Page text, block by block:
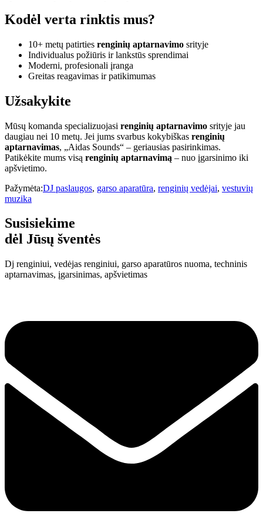
Kodėl verta rinktis mus?
10+ metų patirties renginių aptarnavimo srityje
Individualus požiūris ir lankstūs sprendimai
Moderni, profesionali įranga
Greitas reagavimas ir patikimumas
Užsakykite
Mūsų komanda specializuojasi renginių aptarnavimo srityje jau
daugiau nei 10 metų. Jei jums svarbus kokybiškas renginių
aptarnavimas, „Aidas Sounds“ – geriausias pasirinkimas.
Patikėkite mums visą renginių aptarnavimą – nuo įgarsinimo iki
apšvietimo.
Pažymėta:DJ paslaugos, garso aparatūra, renginių vedėjai, vestuvių
muzika
Susisiekime
dėl Jūsų šventės
Dj renginiui, vedėjas renginiui, garso aparatūros nuoma, techninis
aptarnavimas, įgarsinimas, apšvietimas